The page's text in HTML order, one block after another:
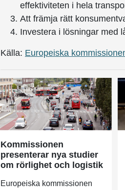
effektiviteten i hela
Att främja rätt
Investera i lösningar med
Källa: Europeiska
Kommissionen
presenterar nya studier
om rörlighet och logistik
Europeiska kommissionen